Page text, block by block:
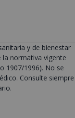
y de bienestar
normativa vigente
1907/1996). No se
Consulte siempre